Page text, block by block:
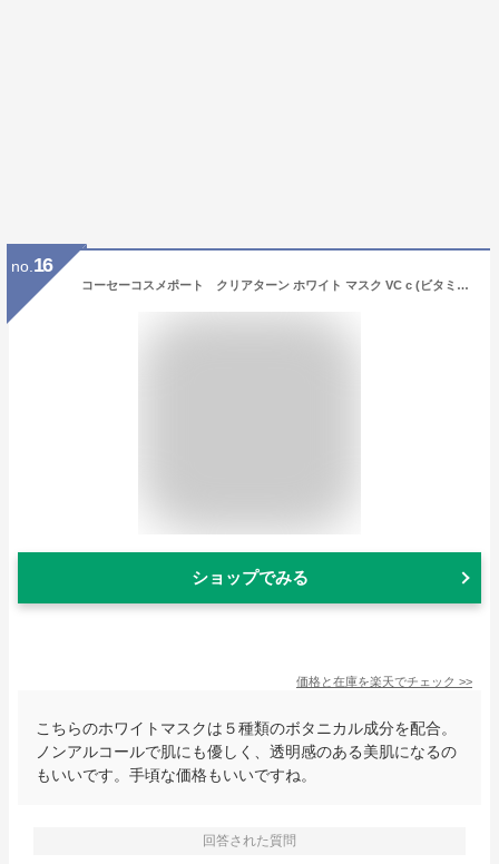
no. 16
コーセーコスメポート クリアターン ホワイト マスク VC c (ビタミンC)
ショップでみる
価格と在庫を楽天でチェック >>
こちらのホワイトマスクは５種類のボタニカル成分を配合。
ノンアルコールで肌にも優しく、透明感のある美肌になるの
もいいです。手頃な価格もいいですね。
回答された質問